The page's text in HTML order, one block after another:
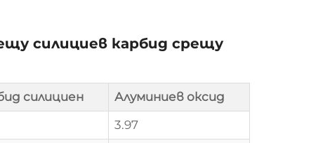
силициев карбид срещу
силициен
Алуминиев оксид
3.97